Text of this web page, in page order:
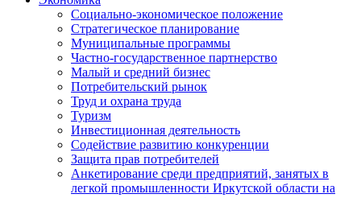
Социально-экономическое положение
Стратегическое планирование
Муниципальные программы
Частно-государственное партнерство
Малый и средний бизнес
Потребительский рынок
Труд и охрана труда
Туризм
Инвестиционная деятельность
Содействие развитию конкуренции
Защита прав потребителей
Анкетирование среди предприятий, занятых в
легкой промышленности Иркутской области на